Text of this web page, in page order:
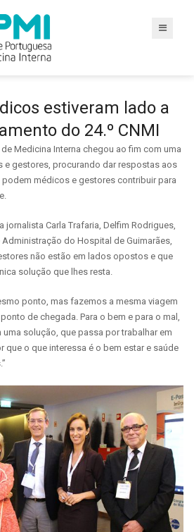
estiveram lado a
do 24.º CNMI
Medicina Interna chegou ao fim com uma
e gestores, procurando dar respostas aos
médicos e gestores contribuir para
Carla Trafaria, Delfim Rodrigues,
do Hospital de Guimarães,
não estão em lados opostos e que
solução que lhes resta.
ponto, mas fazemos a mesma viagem
de chegada. Para o bem e para o mal,
solução, que passa por trabalhar em
que o que interessa é o bem estar e saúde